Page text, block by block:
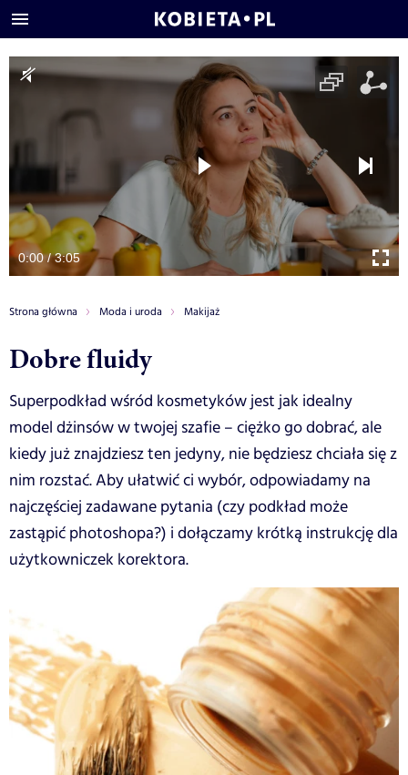
0:00 / 3:05
Strona główna Moda i uroda Makijaż
Dobre fluidy
Superpodkład wśród kosmetyków jest jak idealny
model dżinsów w twojej szafie – ciężko go dobrać, ale
kiedy już znajdziesz ten jedyny, nie będziesz chciała się z
nim rozstać. Aby ułatwić ci wybór, odpowiadamy na
najczęściej zadawane pytania (czy podkład może
zastąpić photoshopa?) i dołączamy krótką instrukcję dla
użytkowniczek korektora.